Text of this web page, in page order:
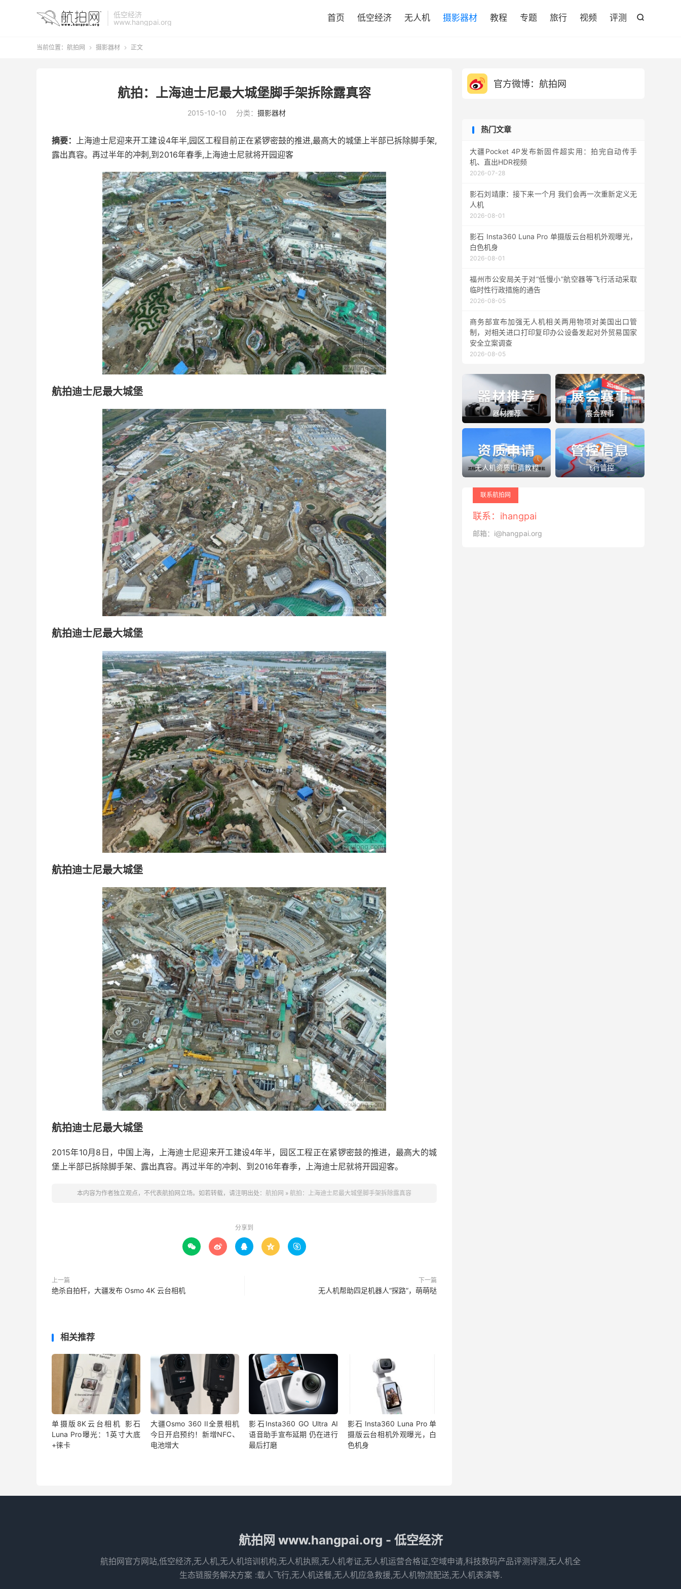
低空经济
www.hangpai.org

首页 低空经济 无人机 摄影器材 教程 专题 旅行 视频 评测
当前位置： 航拍网  摄影器材  正文
航拍：上海迪士尼最大城堡脚手架拆除露真容
2015-10-10 分类： 摄影器材
摘要： 上海迪士尼迎来开工建设4年半,园区工程目前正在紧锣密鼓的推进,最高大的城堡上半部已拆除脚手架,
露出真容。再过半年的冲刺,到2016年春季,上海迪士尼就将开园迎客
航拍迪士尼最大城堡
航拍迪士尼最大城堡
航拍迪士尼最大城堡
航拍迪士尼最大城堡
2015年10月8日，中国上海，上海迪士尼迎来开工建设4年半，园区工程正在紧锣密鼓的推进，最高大的城
堡上半部已拆除脚手架、露出真容。再过半年的冲刺、到2016年春季，上海迪士尼就将开园迎客。
本内容为作者独立观点，不代表航拍网立场。如若转载，请注明出处： 航拍网 » 航拍：上海迪士尼最大城堡脚手架拆除露真容
分享到
    
上一篇
绝杀自拍杆，大疆发布 Osmo 4K 云台相机
下一篇
无人机帮助四足机器人“探路”，萌萌哒
相关推荐
单摄版8K云台相机 影石
Luna Pro曝光：1英寸大底
+徕卡
大疆Osmo 360 II全景相机
今日开启预约！新增NFC、
电池增大
影石Insta360 GO Ultra AI
语音助手宣布延期 仍在进行
最后打磨
影石 Insta360 Luna Pro 单
摄版云台相机外观曝光，白
色机身
官方微博：航拍网
热门文章
大疆Pocket 4P发布新固件超实用：拍完自动传手
机、直出HDR视频
2026-07-28
影石刘靖康：接下来一个月 我们会再一次重新定义无
人机
2026-08-01
影石 Insta360 Luna Pro 单摄版云台相机外观曝光，
白色机身
2026-08-01
福州市公安局关于对“低慢小”航空器等飞行活动采取
临时性行政措施的通告
2026-08-05
商务部宣布加强无人机相关两用物项对美国出口管
制，对相关进口打印复印办公设备发起对外贸易国家
安全立案调查
2026-08-05
器材推荐 展会赛事
无人机资质申请教程 飞行管控
联系航拍网
联系：ihangpai
邮箱：i@hangpai.org
航拍网 www.hangpai.org - 低空经济
航拍网官方网站,低空经济,无人机,无人机培训机构,无人机执照,无人机考证,无人机运营合格证,空域申请,科技数码产品评测评测,无人机全
生态链服务解决方案 :载人飞行,无人机送餐,无人机应急救援,无人机物流配送,无人机表演等.